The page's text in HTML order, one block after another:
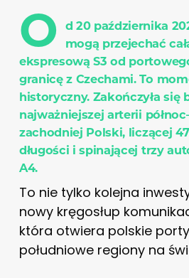
O d 20 października
mogą przejechać
ekspresową S3 od
granicę z Czechami. To
historyczny. Zakończyła się
najważniejszej arterii
zachodniej Polski, liczącej
długości i spinającej trzy
A4.
To nie tylko kolejna
nowy kręgosłup
która otwiera polskie
południowe regiony na